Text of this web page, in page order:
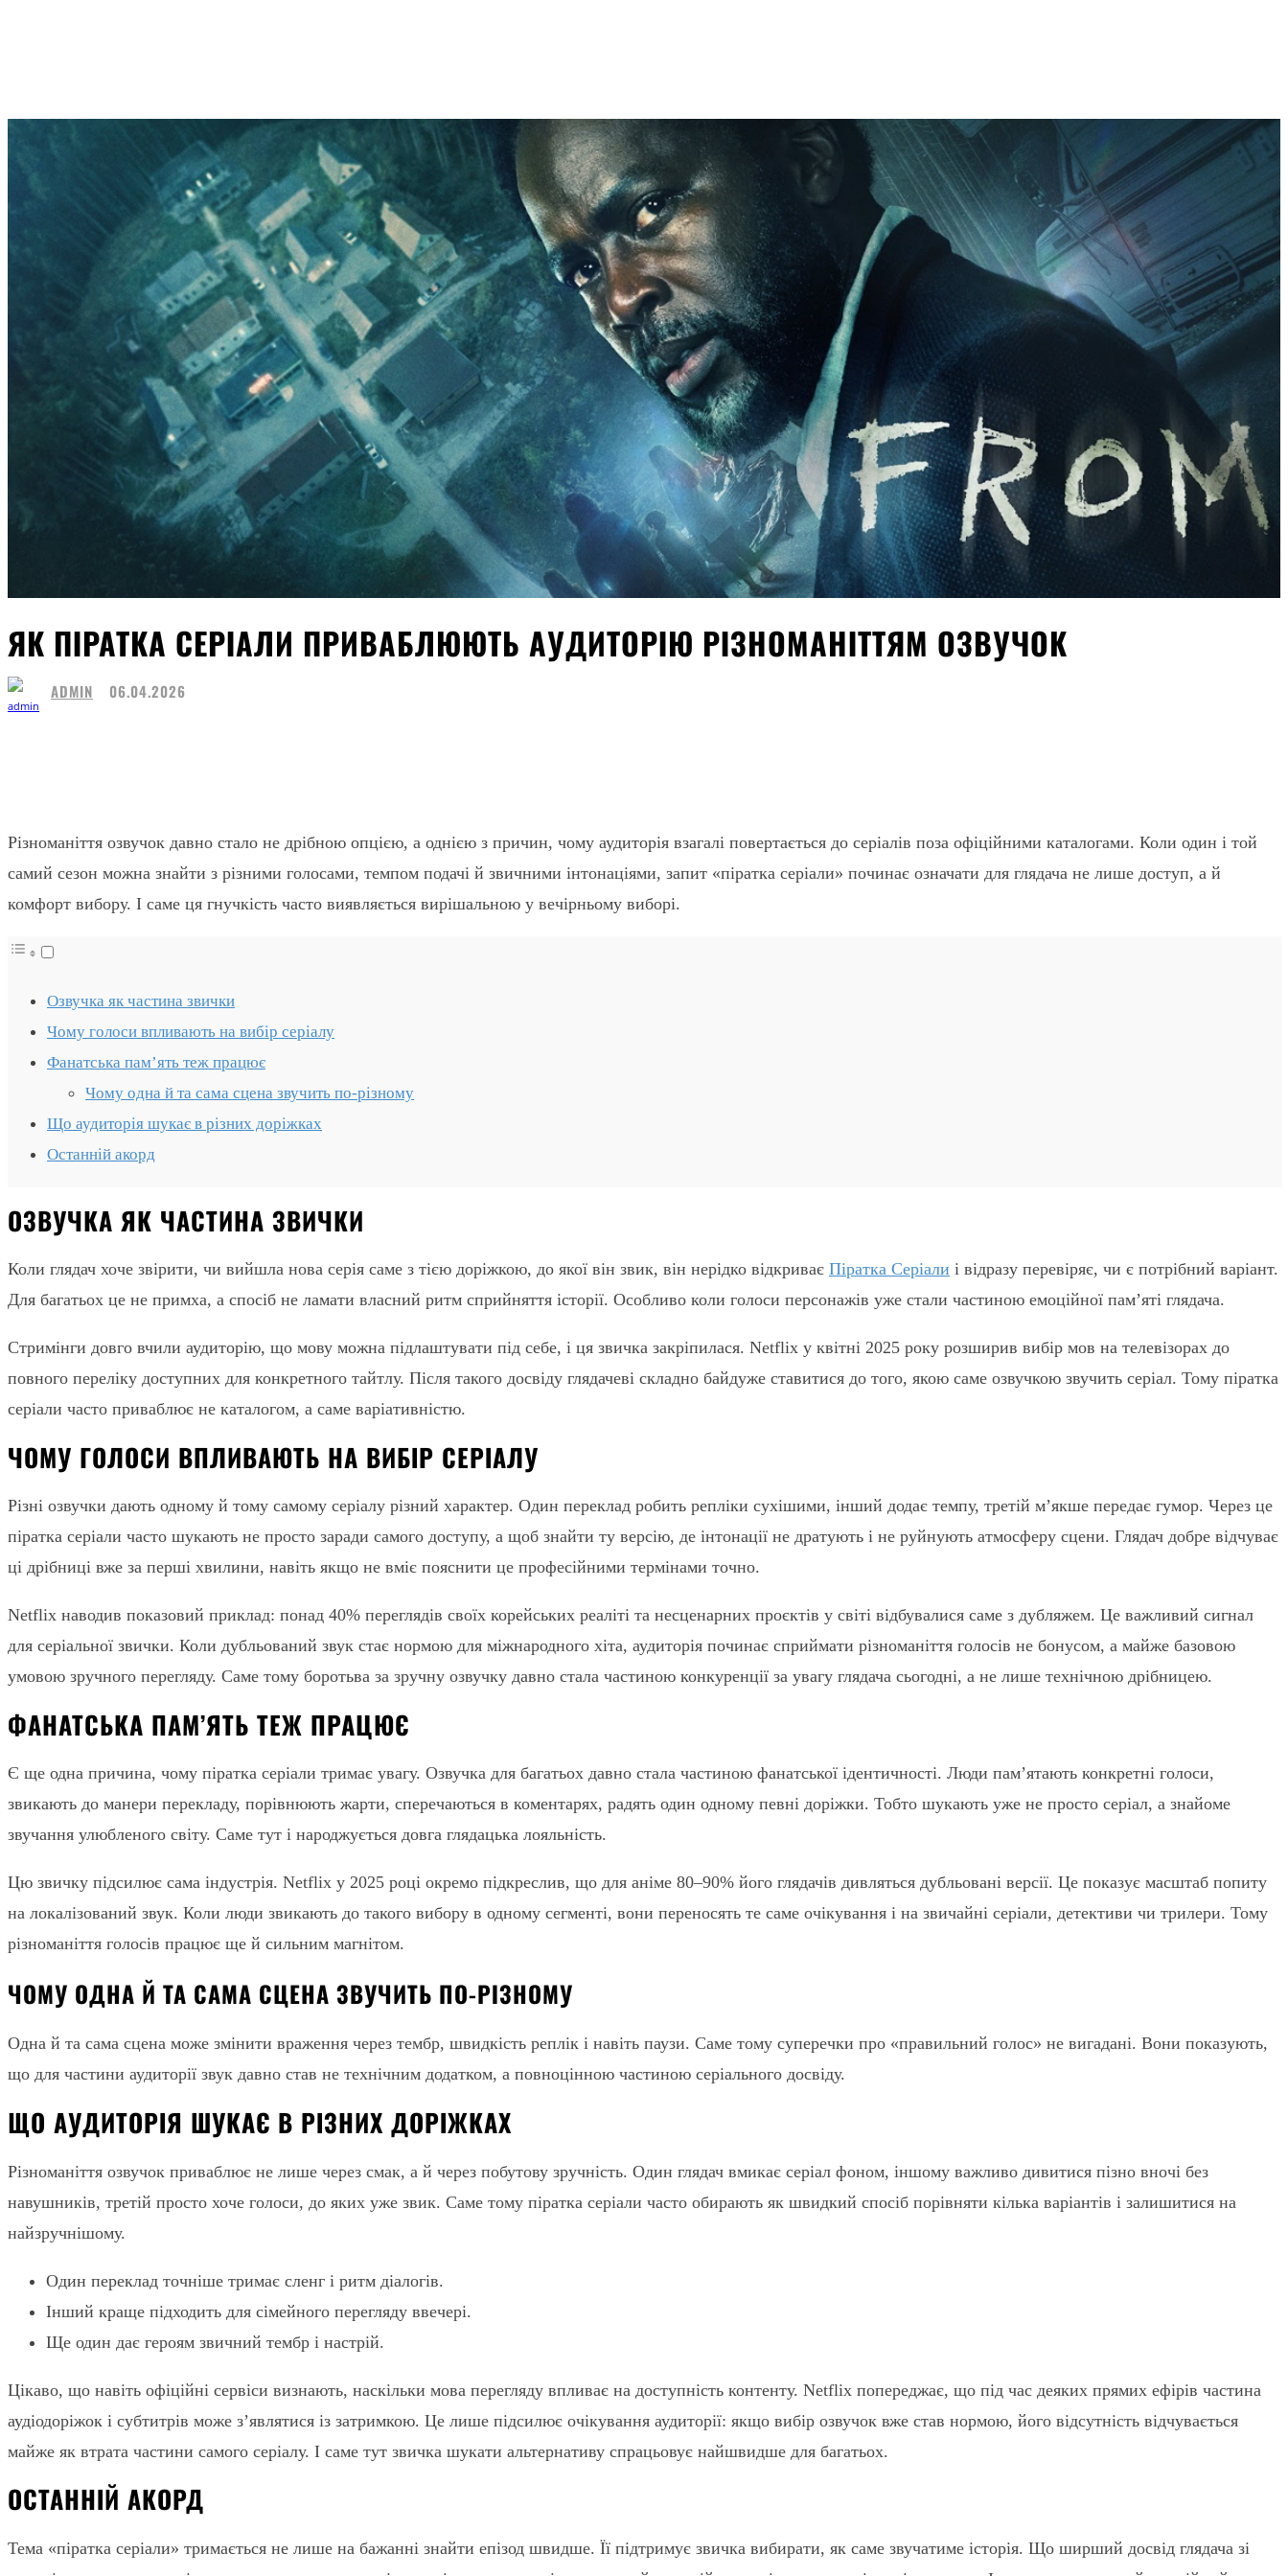
ЯК ПІРАТКА СЕРІАЛИ ПРИВАБЛЮЮТЬ АУДИТОРІЮ РІЗНОМАНІТТЯМ ОЗВУЧОК
ADMIN 06.04.2026
Різноманіття озвучок давно стало не дрібною опцією, а однією з причин, чому аудиторія взагалі повертається до серіалів поза офіційними каталогами. Коли один і той
самий сезон можна знайти з різними голосами, темпом подачі й звичними інтонаціями, запит «піратка серіали» починає означати для глядача не лише доступ, а й
комфорт вибору. І саме ця гнучкість часто виявляється вирішальною у вечірньому виборі.
Озвучка як частина звички
Чому голоси впливають на вибір серіалу
Фанатська пам’ять теж працює
Чому одна й та сама сцена звучить по-різному
Що аудиторія шукає в різних доріжках
Останній акорд
ОЗВУЧКА ЯК ЧАСТИНА ЗВИЧКИ
Коли глядач хоче звірити, чи вийшла нова серія саме з тією доріжкою, до якої він звик, він нерідко відкриває Піратка Серіали і відразу перевіряє, чи є потрібний варіант.
Для багатьох це не примха, а спосіб не ламати власний ритм сприйняття історії. Особливо коли голоси персонажів уже стали частиною емоційної пам’яті глядача.
Стримінги довго вчили аудиторію, що мову можна підлаштувати під себе, і ця звичка закріпилася. Netflix у квітні 2025 року розширив вибір мов на телевізорах до
повного переліку доступних для конкретного тайтлу. Після такого досвіду глядачеві складно байдуже ставитися до того, якою саме озвучкою звучить серіал. Тому піратка
серіали часто приваблює не каталогом, а саме варіативністю.
ЧОМУ ГОЛОСИ ВПЛИВАЮТЬ НА ВИБІР СЕРІАЛУ
Різні озвучки дають одному й тому самому серіалу різний характер. Один переклад робить репліки сухішими, інший додає темпу, третій м’якше передає гумор. Через це
піратка серіали часто шукають не просто заради самого доступу, а щоб знайти ту версію, де інтонації не дратують і не руйнують атмосферу сцени. Глядач добре відчуває
ці дрібниці вже за перші хвилини, навіть якщо не вміє пояснити це професійними термінами точно.
Netflix наводив показовий приклад: понад 40% переглядів своїх корейських реаліті та несценарних проєктів у світі відбувалися саме з дубляжем. Це важливий сигнал
для серіальної звички. Коли дубльований звук стає нормою для міжнародного хіта, аудиторія починає сприймати різноманіття голосів не бонусом, а майже базовою
умовою зручного перегляду. Саме тому боротьва за зручну озвучку давно стала частиною конкуренції за увагу глядача сьогодні, а не лише технічною дрібницею.
ФАНАТСЬКА ПАМ’ЯТЬ ТЕЖ ПРАЦЮЄ
Є ще одна причина, чому піратка серіали тримає увагу. Озвучка для багатьох давно стала частиною фанатської ідентичності. Люди пам’ятають конкретні голоси,
звикають до манери перекладу, порівнюють жарти, сперечаються в коментарях, радять один одному певні доріжки. Тобто шукають уже не просто серіал, а знайоме
звучання улюбленого світу. Саме тут і народжується довга глядацька лояльність.
Цю звичку підсилює сама індустрія. Netflix у 2025 році окремо підкреслив, що для аніме 80–90% його глядачів дивляться дубльовані версії. Це показує масштаб попиту
на локалізований звук. Коли люди звикають до такого вибору в одному сегменті, вони переносять те саме очікування і на звичайні серіали, детективи чи трилери. Тому
різноманіття голосів працює ще й сильним магнітом.
ЧОМУ ОДНА Й ТА САМА СЦЕНА ЗВУЧИТЬ ПО-РІЗНОМУ
Одна й та сама сцена може змінити враження через тембр, швидкість реплік і навіть паузи. Саме тому суперечки про «правильний голос» не вигадані. Вони показують,
що для частини аудиторії звук давно став не технічним додатком, а повноцінною частиною серіального досвіду.
ЩО АУДИТОРІЯ ШУКАЄ В РІЗНИХ ДОРІЖКАХ
Різноманіття озвучок приваблює не лише через смак, а й через побутову зручність. Один глядач вмикає серіал фоном, іншому важливо дивитися пізно вночі без
навушників, третій просто хоче голоси, до яких уже звик. Саме тому піратка серіали часто обирають як швидкий спосіб порівняти кілька варіантів і залишитися на
найзручнішому.
Один переклад точніше тримає сленг і ритм діалогів.
Інший краще підходить для сімейного перегляду ввечері.
Ще один дає героям звичний тембр і настрій.
Цікаво, що навіть офіційні сервіси визнають, наскільки мова перегляду впливає на доступність контенту. Netflix попереджає, що під час деяких прямих ефірів частина
аудіодоріжок і субтитрів може з’являтися із затримкою. Це лише підсилює очікування аудиторії: якщо вибір озвучок вже став нормою, його відсутність відчувається
майже як втрата частини самого серіалу. І саме тут звичка шукати альтернативу спрацьовує найшвидше для багатьох.
ОСТАННІЙ АКОРД
Тема «піратка серіали» тримається не лише на бажанні знайти епізод швидше. Її підтримує звичка вибирати, як саме звучатиме історія. Що ширший досвід глядача зі